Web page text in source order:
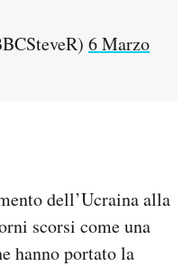
6 Marzo
dell’Ucraina alla
scorsi come una
hanno portato la